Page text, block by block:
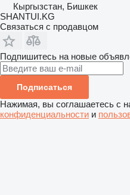
Кыргызстан, Бишкек
SHANTUI.KG
Связаться с продавцом
Подпишитесь на новые
Подписаться
Нажимая, вы соглашаетесь с
конфиденциальности и